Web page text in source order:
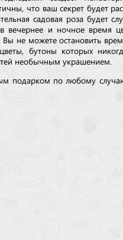
что ваш секрет будет
садовая роза будет
вечернее и ночное время
не можете остановить
бутоны которых
необычным украшением.
подарком по любому